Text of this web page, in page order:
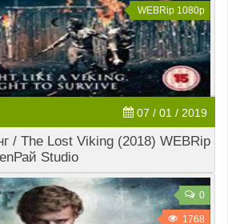
WEBRip 1080p
07 / 01 / 2019
/ The Lost Viking (2018) WEBRip
Studio
0
1768